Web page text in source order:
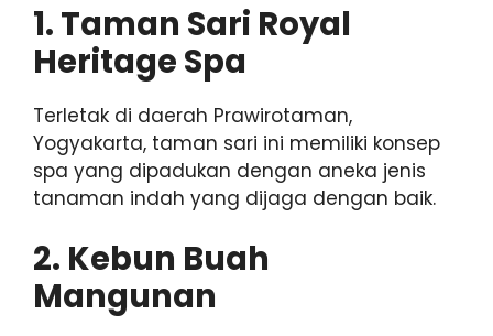
1. Taman Sari Royal
Heritage Spa
Terletak di daerah Prawirotaman,
Yogyakarta, taman sari ini memiliki konsep
spa yang dipadukan dengan aneka jenis
tanaman indah yang dijaga dengan baik.
2. Kebun Buah
Mangunan